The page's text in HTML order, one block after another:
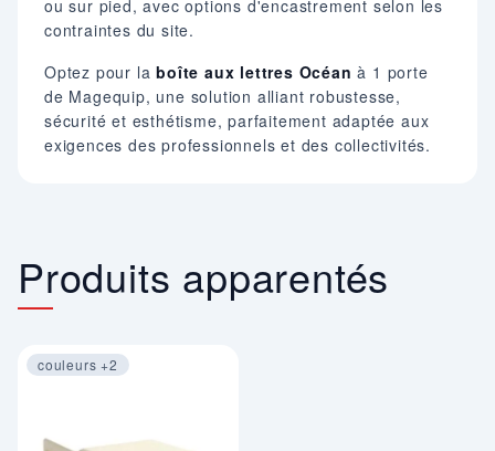
ou sur pied, avec options d'encastrement selon les
contraintes du site.
Optez pour laboîte aux lettres Océan à 1 porte
de Magequip, une solution alliant robustesse,
sécurité et esthétisme, parfaitement adaptée aux
exigences des professionnels et des collectivités.
Produits apparentés
couleurs +2